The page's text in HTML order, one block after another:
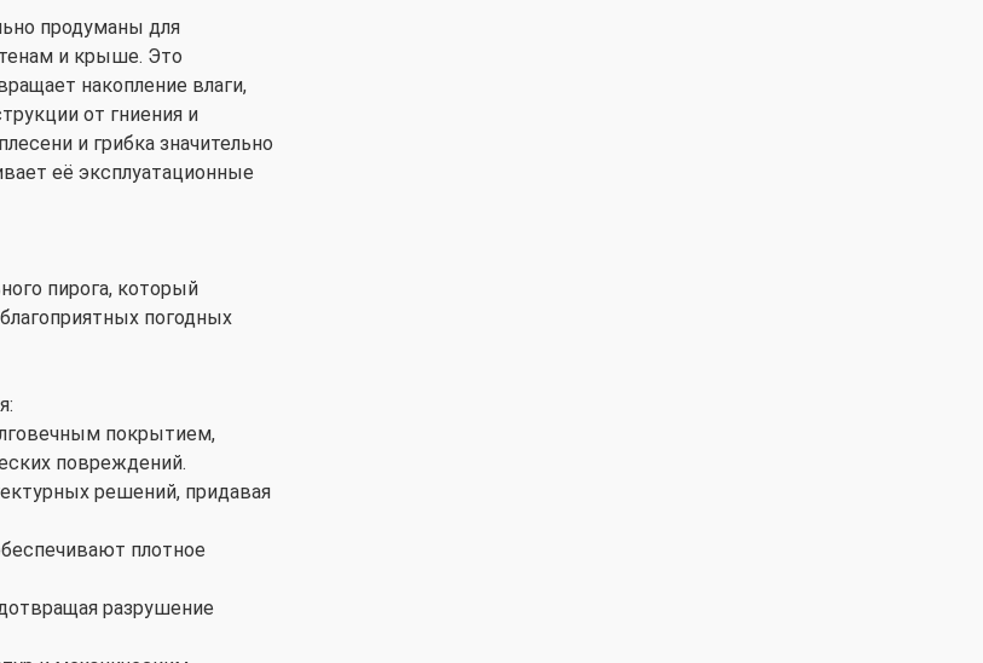
продуманы для
и крыше. Это
накопление влаги,
от гниения и
и грибка значительно
её эксплуатационные
пирога, который
погодных
покрытием,
повреждений.
решений, придавая
плотное
разрушение